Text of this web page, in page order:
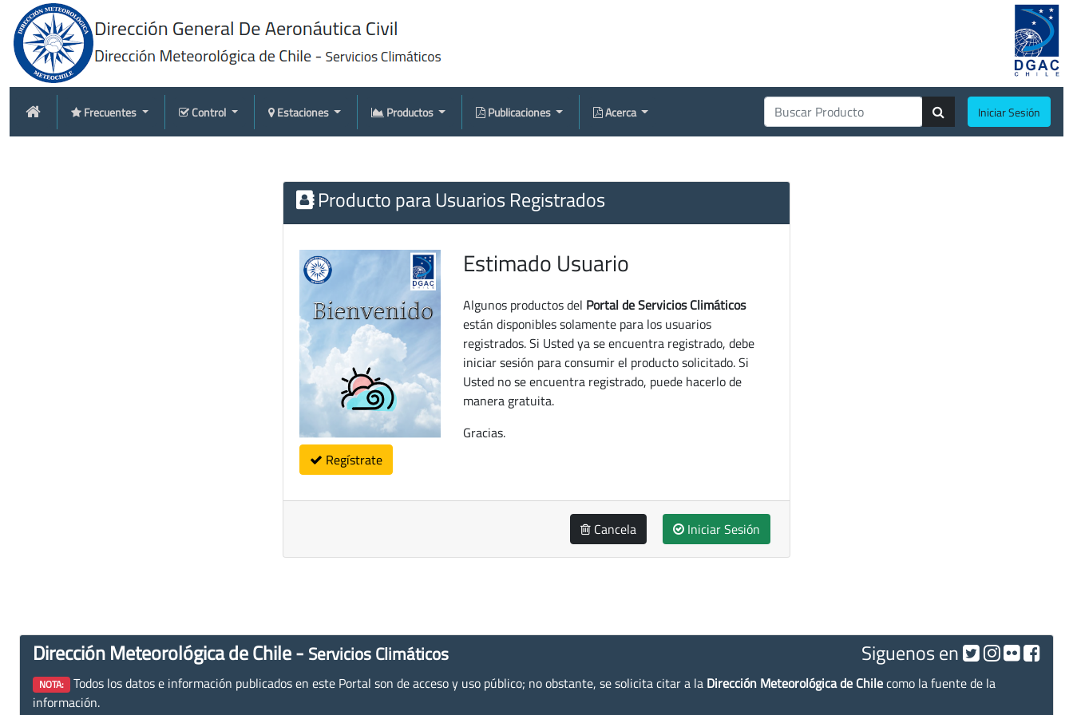
Frecuentes Control Estaciones Productos Publicaciones Acerca Iniciar Sesión
Producto para Usuarios Registrados
Regístrate
Estimado Usuario
Algunos productos del Portal de Servicios Climáticos
están disponibles solamente para los usuarios
registrados. Si Usted ya se encuentra registrado, debe
iniciar sesión para consumir el producto solicitado. Si
Usted no se encuentra registrado, puede hacerlo de
manera gratuita.
Gracias.
Cancela Iniciar Sesión
Dirección Meteorológica de Chile - Servicios Climáticos Siguenos en
NOTA: Todos los datos e información publicados en este Portal son de acceso y uso público; no obstante, se solicita citar a la Dirección Meteorológica de Chilecomo la fuente de la
información.